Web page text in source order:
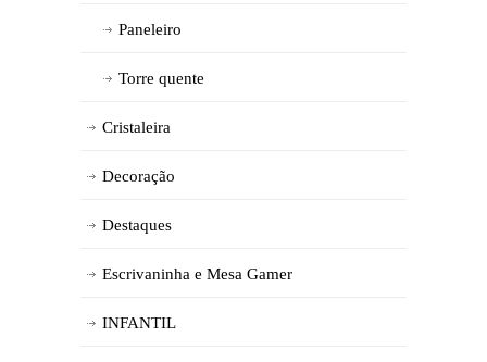
Paneleiro
Torre quente
Cristaleira
Decoração
Destaques
Escrivaninha e Mesa Gamer
INFANTIL